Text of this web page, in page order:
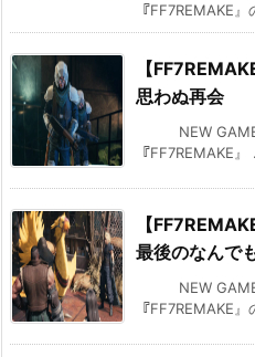
『FF7REMAKE』
【
思わぬ再会
NEW
『FF7REMAKE』
【
最後のなんで
NEW
『FF7REMAKE』